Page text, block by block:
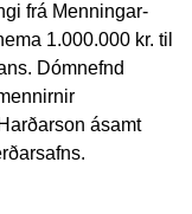
frá Menningar-
1.000.000 kr. til
Dómnefnd
ásamt